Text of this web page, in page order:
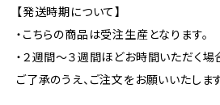
【発送時期について】
・こちらの商品は受注生産となります。
・２週間〜３週間ほどお時間いただく場
ご了承のうえ、ご注文をお願いいたします